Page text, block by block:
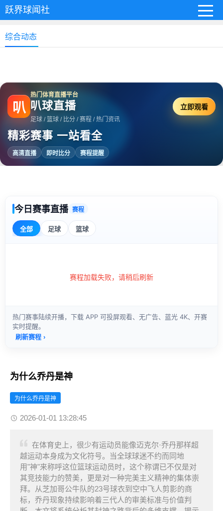
跃界球闻社
综合动态
叭
热门体育直播平台
叭球直播
足球 / 篮球 / 比分 / 赛程 / 热门资讯
精彩赛事 一站看全
高清直播 即时比分 赛程提醒
立即观看
为什么乔丹是神
为什么乔丹是神
2026-01-01 13:28:45
在体育史上，很少有运动员能像迈克尔·乔丹那样超
越运动本身成为文化符号。当全球球迷不约而同地
用"神"来称呼这位篮球运动员时，这个称谓已不仅是对
其竞技能力的赞美，更是对一种完美主义精神的集体崇
拜。从芝加哥公牛队的23号球衣到空中飞人剪影的商
标，乔丹现象持续影响着三代人的审美标准与价值判